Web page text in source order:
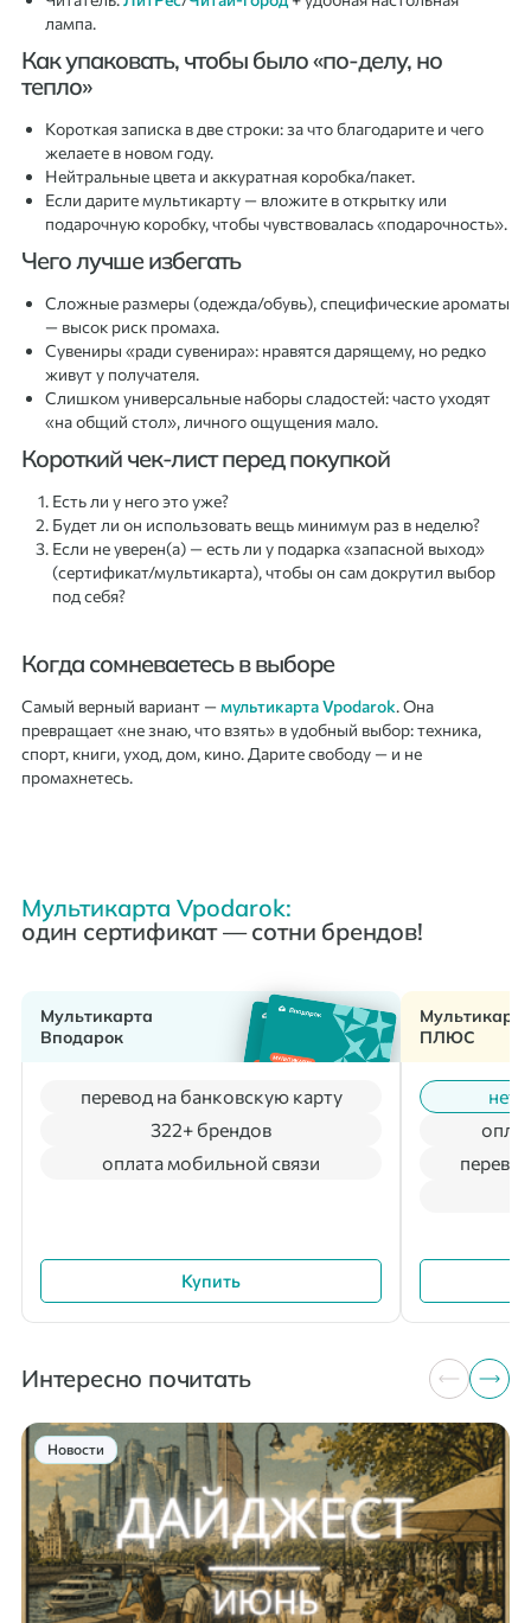
лампа.
Как упаковать, чтобы было «по-делу, но
тепло»
Короткая записка в две строки: за что благодарите и чего
желаете в новом году.
Нейтральные цвета и аккуратная коробка/пакет.
Если дарите мультикарту — вложите в открытку или
подарочную коробку, чтобы чувствовалась «подарочность».
Чего лучше избегать
Сложные размеры (одежда/обувь), специфические ароматы
— высок риск промаха.
Сувениры «ради сувенира»: нравятся дарящему, но редко
живут у получателя.
Слишком универсальные наборы сладостей: часто уходят
«на общий стол», личного ощущения мало.
Короткий чек-лист перед покупкой
Есть ли у него это уже?
Будет ли он использовать вещь минимум раз в неделю?
Если не уверен(а) — есть ли у подарка «запасной выход»
(сертификат/мультикарта), чтобы он сам докрутил выбор
под себя?
Когда сомневаетесь в выборе
Самый верный вариант — мультикарта Vpodarok. Она
превращает «не знаю, что взять» в удобный выбор: техника,
спорт, книги, уход, дом, кино. Дарите свободу — и не
промахнетесь.
Мультикарта Vpodarok:
один сертификат — сотни брендов!
Мультикарта
Вподарок
оплата мобильной связи
перевод на банковскую карту
322+ брендов
Купить
Мультикарта
ПЛЮС
нет
Интересно почитать
Новости